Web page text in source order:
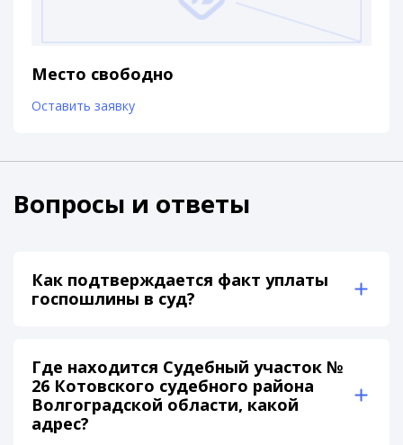
Место свободно
Оставить заявку
Вопросы и ответы
Как подтверждается факт уплаты
госпошлины в суд?
Где находится Судебный участок №
26 Котовского судебного района
Волгоградской области, какой
адрес?